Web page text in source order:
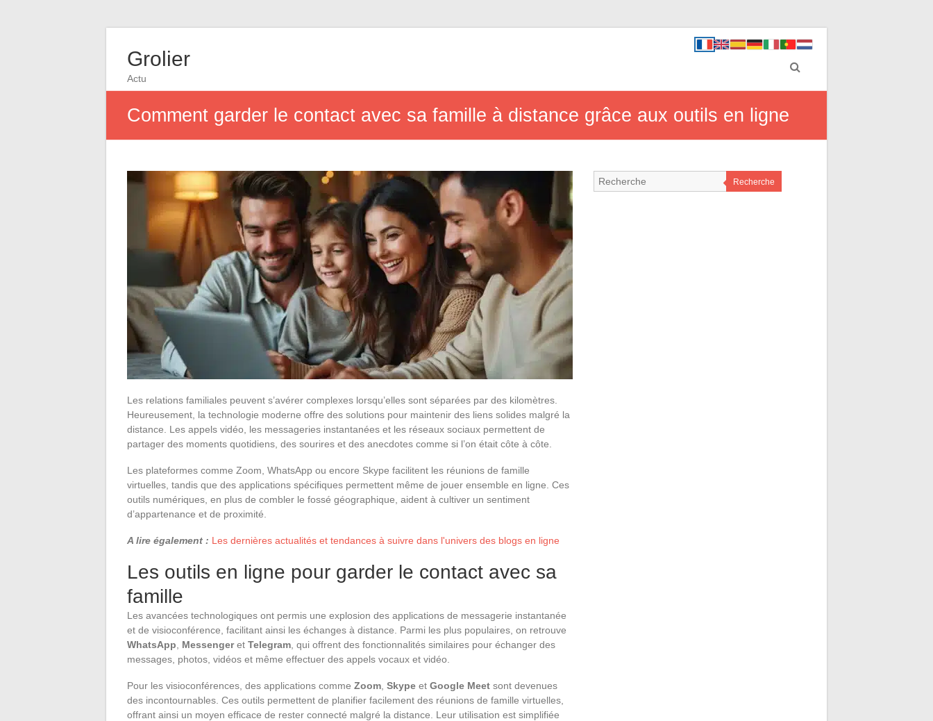
Grolier
Actu
Comment garder le contact avec sa famille à distance grâce aux outils en ligne
Les relations familiales peuvent s’avérer complexes lorsqu’elles sont séparées par des kilomètres.
Heureusement, la technologie moderne offre des solutions pour maintenir des liens solides malgré la
distance. Les appels vidéo, les messageries instantanées et les réseaux sociaux permettent de
partager des moments quotidiens, des sourires et des anecdotes comme si l’on était côte à côte.
Les plateformes comme Zoom, WhatsApp ou encore Skype facilitent les réunions de famille
virtuelles, tandis que des applications spécifiques permettent même de jouer ensemble en ligne. Ces
outils numériques, en plus de combler le fossé géographique, aident à cultiver un sentiment
d’appartenance et de proximité.
A lire également : Les dernières actualités et tendances à suivre dans l'univers des blogs en ligne
Les outils en ligne pour garder le contact avec sa
famille
Les avancées technologiques ont permis une explosion des applications de messagerie instantanée
et de visioconférence, facilitant ainsi les échanges à distance. Parmi les plus populaires, on retrouve
WhatsApp
Messengeret Telegram , qui offrent des fonctionnalités similaires pour échanger des
messages, photos, vidéos et même effectuer des appels vocaux et vidéo.
Pour les visioconférences, des applications comme Zoom Skype et Google Meet sont devenues
des incontournables. Ces outils permettent de planifier facilement des réunions de famille virtuelles,
offrant ainsi un moyen efficace de rester connecté malgré la distance. Leur utilisation est simplifiée
Recherche